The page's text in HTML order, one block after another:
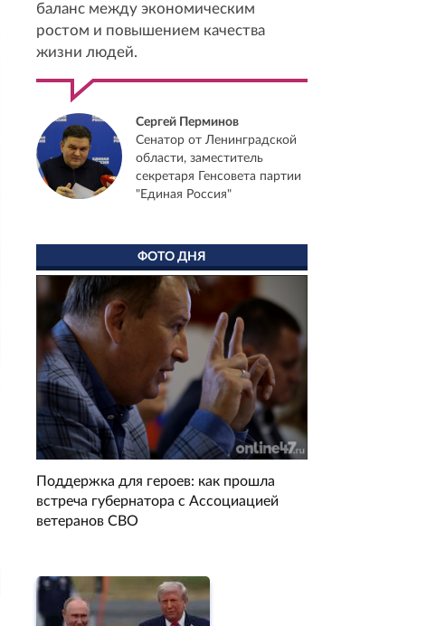
баланс между экономическим
ростом и повышением качества
жизни людей.
Сергей Перминов
Сенатор от Ленинградской
области, заместитель
секретаря Генсовета партии
"Единая Россия"
ФОТО ДНЯ
Поддержка для героев: как прошла
встреча губернатора с Ассоциацией
ветеранов СВО